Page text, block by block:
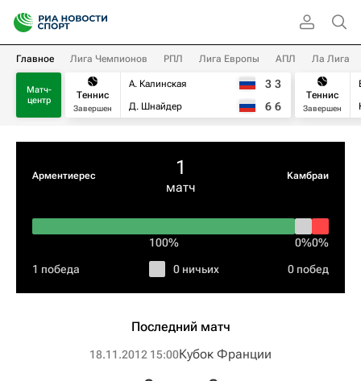
Главное Лига Чемпионов РПЛ Лига Европы АПЛ Ла Лига
Матч-
центр
Теннис
Завершен
А. Калинская
Д. Шнайдер
3 3
6 6
Теннис
Завершен
Арментиерес 1
матч
Kамбраи
100% 0%0%
1 победа 0 ничьих 0 побед
Последний матч
18.11.2012 15:00Кубок Франции